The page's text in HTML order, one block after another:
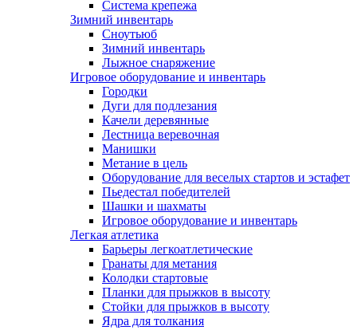
Система крепежа
Зимний инвентарь
Сноутьюб
Зимний инвентарь
Лыжное снаряжение
Игровое оборудование и инвентарь
Городки
Дуги для подлезания
Качели деревянные
Лестница веревочная
Манишки
Метание в цель
Оборудование для веселых стартов и эстафет
Пьедестал победителей
Шашки и шахматы
Игровое оборудование и инвентарь
Легкая атлетика
Барьеры легкоатлетические
Гранаты для метания
Колодки стартовые
Планки для прыжков в высоту
Стойки для прыжков в высоту
Ядра для толкания